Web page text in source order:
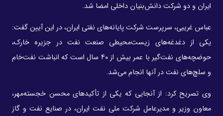
ایران و دو شرکت دانش‌بنیان داخلی امضا شد.
عباس غریبی، سرپرست شرکت پایانه‌های نفتی ایران، در این آیین گفت:
یکی از دغدغه‌های زیست‌محیطی صنعت نفت در جزیره خارک،
حوضچه‌های نفت‌گیر با عمر بیش از ۴۰ سال است که انباشت نفت‌خام
و سلچ‌های نفت در آنها انجام می‌شد.
وی تصریح کرد: از آنجایی که یکی از تأکیدهای محسن خجسته‌مهر،
معاون وزیر و مدیرعامل شرکت ملی نفت ایران، در صنایع نفت و گاز